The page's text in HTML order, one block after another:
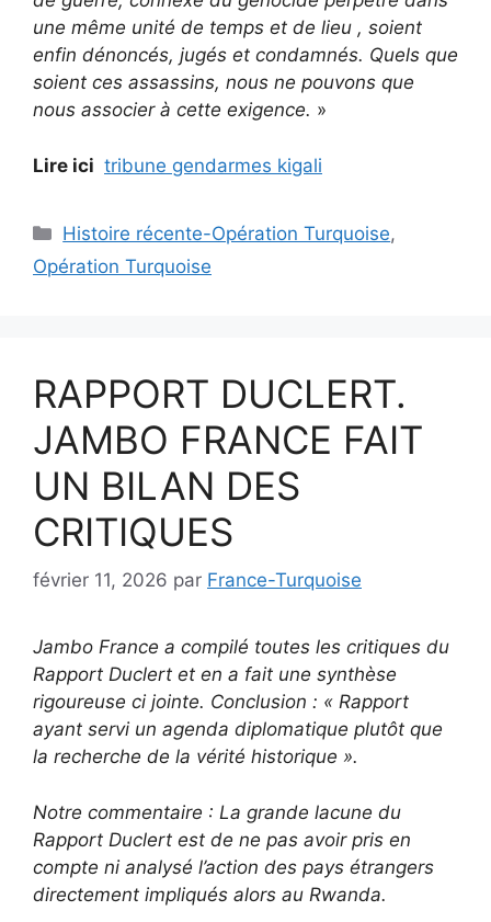
une même unité de temps et de lieu , soient
enfin dénoncés, jugés et condamnés. Quels que
soient ces assassins, nous ne pouvons que
nous associer à cette exigence. »
Lire ici tribune gendarmes kigali
Catégories
Histoire récente-Opération Turquoise,
Opération Turquoise
RAPPORT DUCLERT.
JAMBO FRANCE FAIT
UN BILAN DES
CRITIQUES
février 11, 2026 par France-Turquoise
Jambo France a compilé toutes les critiques du
Rapport Duclert et en a fait une synthèse
rigoureuse ci jointe. Conclusion : « Rapport
ayant servi un agenda diplomatique plutôt que
la recherche de la vérité historique ».
Notre commentaire : La grande lacune du
Rapport Duclert est de ne pas avoir pris en
compte ni analysé l’action des pays étrangers
directement impliqués alors au Rwanda.